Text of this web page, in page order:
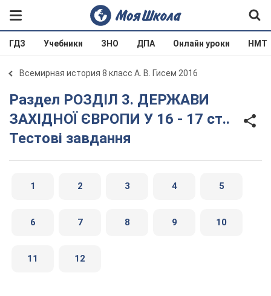
ГДЗ Учебники ЗНО ДПА Онлайн уроки НМТ
Всемирная история 8 класс А. В. Гисем 2016
Раздел РОЗДІЛ 3. ДЕРЖАВИ
ЗАХІДНОЇ ЄВРОПИ У 16 - 17 ст..
Тестові завдання
1 2 3 4 5
6 7 8 9 10
11 12